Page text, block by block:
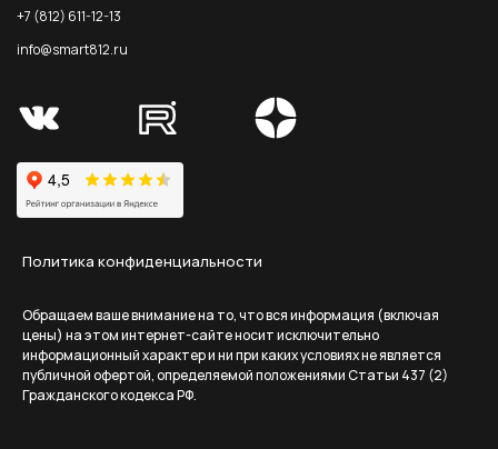
+7 (812) 611-12-13
info@smart812.ru
Политика конфиденциальности
Обращаем ваше внимание на то, что вся информация (включая
цены) на этом интернет-сайте носит исключительно
информационный характер и ни при каких условиях не является
публичной офертой, определяемой положениями Статьи 437 (2)
Гражданского кодекса РФ.